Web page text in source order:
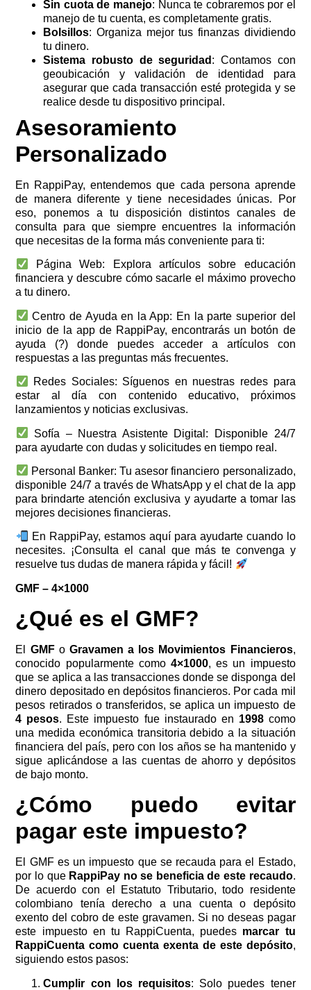
Sin cuota de manejo: Nunca te cobraremos por el
manejo de tu cuenta, es completamente gratis.
Bolsillos: Organiza mejor tus finanzas dividiendo
tu dinero.
Sistema robusto de seguridad : Contamos con
geoubicación y validación de identidad para
asegurar que cada transacción esté protegida y se
realice desde tu dispositivo principal.
Asesoramiento
Personalizado
En RappiPay, entendemos que cada persona aprende
de manera diferente y tiene necesidades únicas. Por
eso, ponemos a tu disposición distintos canales de
consulta para que siempre encuentres la información
que necesitas de la forma más conveniente para ti:
Página Web: Explora artículos sobre educación
financiera y descubre cómo sacarle el máximo provecho
a tu dinero.
Centro de Ayuda en la App: En la parte superior del
inicio de la app de RappiPay, encontrarás un botón de
ayuda (?) donde puedes acceder a artículos con
respuestas a las preguntas más frecuentes.
Redes Sociales: Síguenos en nuestras redes para
estar al día con contenido educativo, próximos
lanzamientos y noticias exclusivas.
Sofía – Nuestra Asistente Digital: Disponible 24/7
para ayudarte con dudas y solicitudes en tiempo real.
Personal Banker: Tu asesor financiero personalizado,
disponible 24/7 a través de WhatsApp y el chat de la app
para brindarte atención exclusiva y ayudarte a tomar las
mejores decisiones financieras.
En RappiPay, estamos aquí para ayudarte cuando lo
necesites. ¡Consulta el canal que más te convenga y
resuelve tus dudas de manera rápida y fácil!
GMF – 4×1000
¿Qué es el GMF?
El GMFo Gravamen a los Movimientos Financieros,
conocido popularmente como 4×1000, es un impuesto
que se aplica a las transacciones donde se disponga del
dinero depositado en depósitos financieros. Por cada mil
pesos retirados o transferidos, se aplica un impuesto de
4 pesos. Este impuesto fue instaurado en 1998como
una medida económica transitoria debido a la situación
financiera del país, pero con los años se ha mantenido y
sigue aplicándose a las cuentas de ahorro y depósitos
de bajo monto.
¿Cómo puedo evitar
pagar este impuesto?
El GMF es un impuesto que se recauda para el Estado,
por lo que RappiPay no se beneficia de este recaudo.
De acuerdo con el Estatuto Tributario, todo residente
colombiano tenía derecho a una cuenta o depósito
exento del cobro de este gravamen. Si no deseas pagar
este impuesto en tu RappiCuenta, puedes marcar tu
RappiCuenta como cuenta exenta de este depósito,
siguiendo estos pasos:
Cumplir con los requisitos: Solo puedes tener